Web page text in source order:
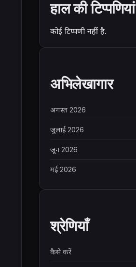
हाल की टिप्पणियां
कोई टिप्पणी नहीं है.
अभिलेखागार
अगस्त 2026
जुलाई 2026
जून 2026
मई 2026
श्रेणियाँ
कैसे करें